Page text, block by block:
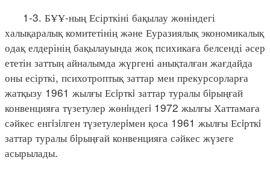
1-3. БҰҰ-ның Есірткіні бақылау жөніндегі
халықаралық комитетінің және Еуразиялық экономикалық
одақ елдерінің бақылауында жоқ психикаға белсенді әсер
ететін заттың айналымда жүргені анықталған жағдайда
оны есірткі, психотроптық заттар мен прекурсорларға
жатқызу 1961 жылғы Есiрткi заттар туралы бiрыңғай
конвенцияға түзетулер жөнiндегi 1972 жылғы Хаттамаға
сәйкес енгiзiлген түзетулерiмен қоса 1961 жылғы Есiрткi
заттар туралы бiрыңғай конвенцияға сәйкес жүзеге
асырылады.